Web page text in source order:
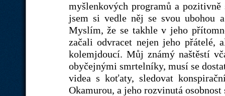
myšlenkových programů a
jsem si vedle něj se svou ubohou
Myslím, že se takhle v jeho
začali odvracet nejen jeho
kolemjdoucí. Můj známý naštěstí
obyčejnými smrtelníky, musí se
videa s koťaty, sledovat
Okamurou, a jeho rozvinutá